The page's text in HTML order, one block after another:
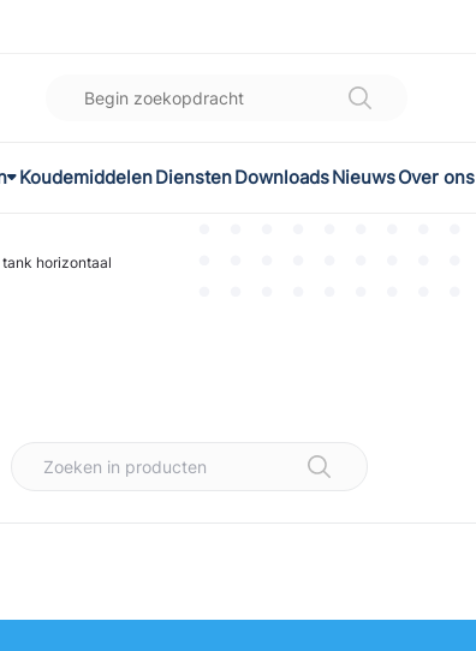
KoudemiddelenDienstenDownloadsNieuwsOver ons
horizontaal